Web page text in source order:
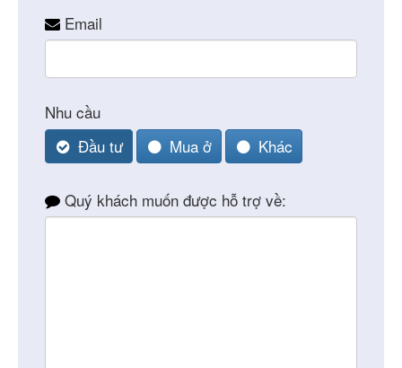
Email
Nhu cầu
Đầu tư
Mua ở Khác
Your
Website
Quý khách muốn được hỗ trợ về: